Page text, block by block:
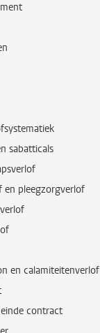
sabatticals
en pleegzorgverlof
en calamiteitenverlof
contract